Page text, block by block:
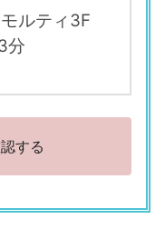
ルティ3F
分
する